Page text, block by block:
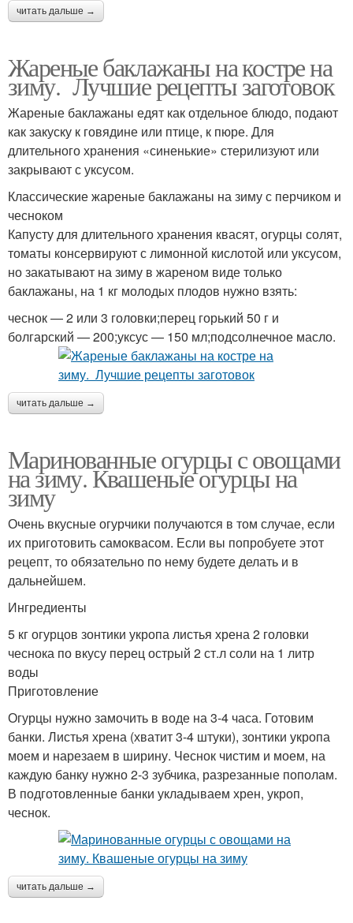
читать дальше →
Жареные баклажаны на костре на
зиму. Лучшие рецепты заготовок
Жареные баклажаны едят как отдельное блюдо, подают
как закуску к говядине или птице, к пюре. Для
длительного хранения «синенькие» стерилизуют или
закрывают с уксусом.
Классические жареные баклажаны на зиму с перчиком и
чесноком
Капусту для длительного хранения квасят, огурцы солят,
томаты консервируют с лимонной кислотой или уксусом,
но закатывают на зиму в жареном виде только
баклажаны, на 1 кг молодых плодов нужно взять:
чеснок — 2 или 3 головки;перец горький 50 г и
болгарский — 200;уксус — 150 мл;подсолнечное масло.
читать дальше →
Маринованные огурцы с овощами
на зиму. Квашеные огурцы на
зиму
Очень вкусные огурчики получаются в том случае, если
их приготовить самоквасом. Если вы попробуете этот
рецепт, то обязательно по нему будете делать и в
дальнейшем.
Ингредиенты
5 кг огурцов зонтики укропа листья хрена 2 головки
чеснока по вкусу перец острый 2 ст.л соли на 1 литр
воды
Приготовление
Огурцы нужно замочить в воде на 3-4 часа. Готовим
банки. Листья хрена (хватит 3-4 штуки), зонтики укропа
моем и нарезаем в ширину. Чеснок чистим и моем, на
каждую банку нужно 2-3 зубчика, разрезанные пополам.
В подготовленные банки укладываем хрен, укроп,
чеснок.
читать дальше →